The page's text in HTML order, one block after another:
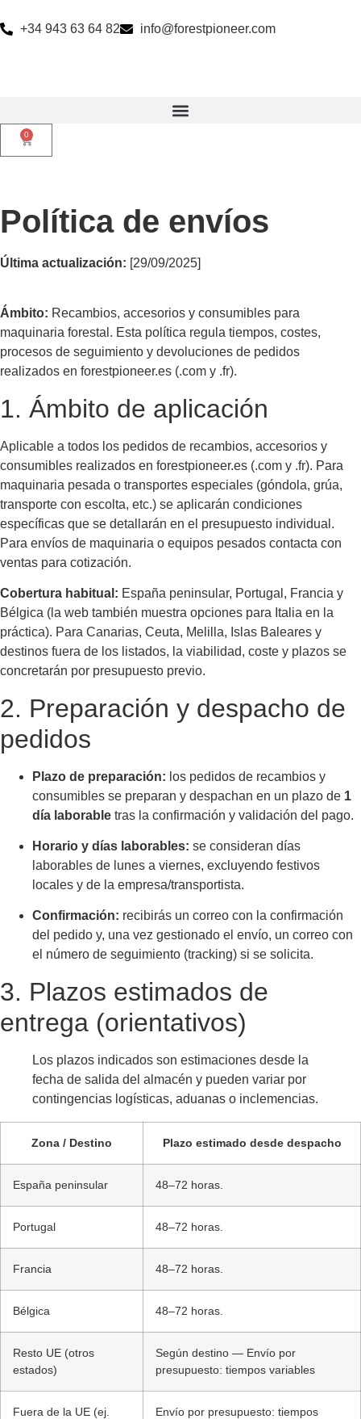
+34 943 63 64 82 info@forestpioneer.com
0
Política de envíos
Última actualización: [29/09/2025]
Ámbito: Recambios, accesorios y consumibles para
maquinaria forestal. Esta política regula tiempos, costes,
procesos de seguimiento y devoluciones de pedidos
realizados en forestpioneer.es (.com y .fr).
1. Ámbito de aplicación
Aplicable a todos los pedidos de recambios, accesorios y
consumibles realizados en forestpioneer.es (.com y .fr). Para
maquinaria pesada o transportes especiales (góndola, grúa,
transporte con escolta, etc.) se aplicarán condiciones
específicas que se detallarán en el presupuesto individual.
Para envíos de maquinaria o equipos pesados contacta con
ventas para cotización.
Cobertura habitual: España peninsular, Portugal, Francia y
Bélgica (la web también muestra opciones para Italia en la
práctica). Para Canarias, Ceuta, Melilla, Islas Baleares y
destinos fuera de los listados, la viabilidad, coste y plazos se
concretarán por presupuesto previo.
2. Preparación y despacho de
pedidos
Plazo de preparación: los pedidos de recambios y
consumibles se preparan y despachan en un plazo de 1
día laborable tras la confirmación y validación del pago.
Horario y días laborables: se consideran días
laborables de lunes a viernes, excluyendo festivos
locales y de la empresa/transportista.
Confirmación: recibirás un correo con la confirmación
del pedido y, una vez gestionado el envío, un correo con
el número de seguimiento (tracking) si se solicita.
3. Plazos estimados de
entrega (orientativos)
Los plazos indicados son estimaciones desde la
fecha de salida del almacén y pueden variar por
contingencias logísticas, aduanas o inclemencias.
Zona / Destino Plazo estimado desde despacho
España peninsular 48–72 horas.
Portugal 48–72 horas.
Francia 48–72 horas.
Bélgica 48–72 horas.
Resto UE (otros
estados)
Según destino — Envío por
presupuesto: tiempos variables
Fuera de la UE (ej.
Envío por presupuesto: tiempos